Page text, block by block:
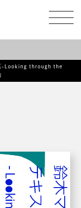
裏-Looking through the